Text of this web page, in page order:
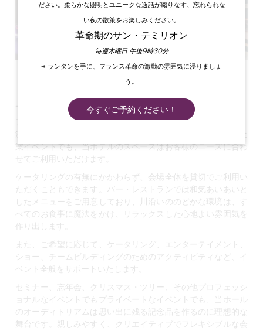
ユニークな会場でセミナーを開催しましょう！
アイル川沿いの理想的なロケーションにある100席の講堂は、
業イベントでも、当ホテルのスペースはお客様のニーズに合わ
せてご利用いただけます。
ケータリングの有無にかかわらず、会場全体を貸切でご利用い
ただくこともできます。バー・レストランでは和気あいあいと
したメニューをご用意しており、川沿いののどかな環境は、す
べてのお食事に魔法をかけ、リラックスした心地よい雰囲気を
作り出します。
また、ご希望に応じて、ケータリング、エンターテイメント、
ショー、チームビルディングのためのアクティビティなど、イ
ベント全般をサポートいたします。
セミナー、忘年会、クリスマス・ツリー、その他プロフェッシ
ョナルなイベントでもプライベートなイベントでも、当ホール
のオーディトリアムは思い出に残る記念品を作るのに理想的な
舞台です。親しみやすく、クリエイティブでフレキシブルな会
ださい。柔らかな照明とユニークな逸話が織りなす、忘れられな
い夜の散策をお楽しみください。
革命期のサン・テミリオン
毎週木曜日 午後9時30分
→ ランタンを手に、フランス革命の激動の雰囲気に浸りましょ
う。
今すぐご予約ください！